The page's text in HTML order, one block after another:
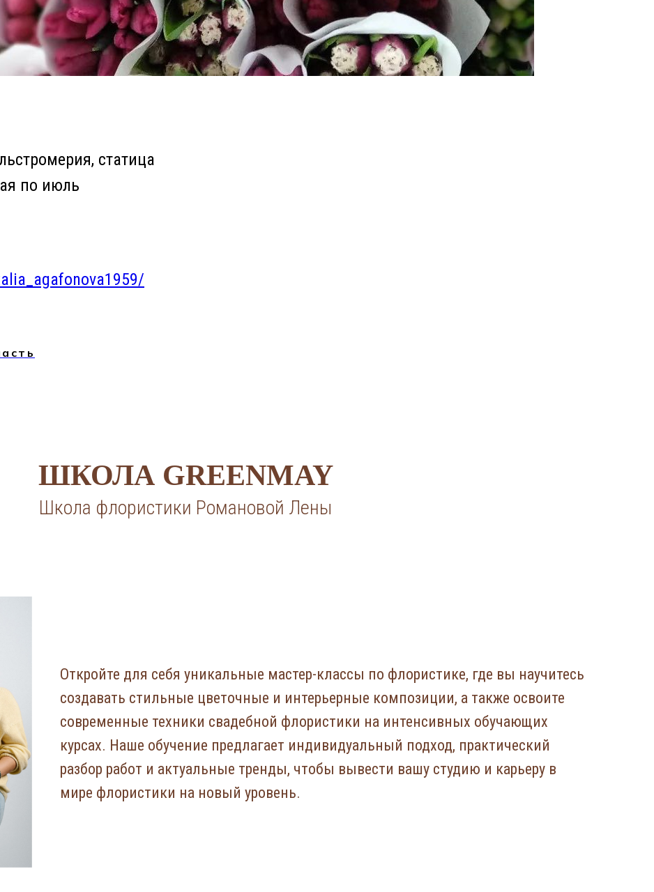
статица
по июль
ШКОЛА GREENMAY
Школа флористики Романовой Лены
Откройте для себя уникальные мастер-классы по флористике, где вы научитесь
создавать стильные цветочные и интерьерные композиции, а также освоите
современные техники свадебной флористики на интенсивных обучающих
курсах. Наше обучение предлагает индивидуальный подход, практический
разбор работ и актуальные тренды, чтобы вывести вашу студию и карьеру в
мире флористики на новый уровень.